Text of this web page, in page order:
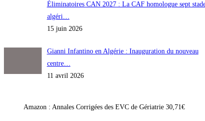
Éliminatoires CAN 2027 : La CAF homologue sept
algéri…
15 juin 2026
Gianni Infantino en Algérie : Inauguration du nouveau
centre…
11 avril 2026
Amazon : Annales Corrigées des EVC de Gériatrie 30,71€